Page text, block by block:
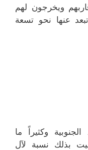
ويخرجون لهم
عنها نحو تسعة
وكثيراً ما
بذلك نسبة لآل